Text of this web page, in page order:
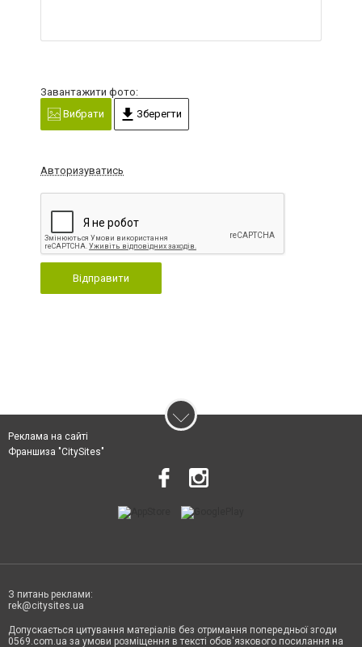
Завантажити фото:
Вибрати
Зберегти
Авторизуватись
Відправити
Реклама на сайті
Франшиза "CitySites"
З питань реклами:
rek@citysites.ua
Допускається цитування матеріалів без отримання попередньої згоди
0569.com.ua за умови розміщення в тексті обов'язкового посилання на